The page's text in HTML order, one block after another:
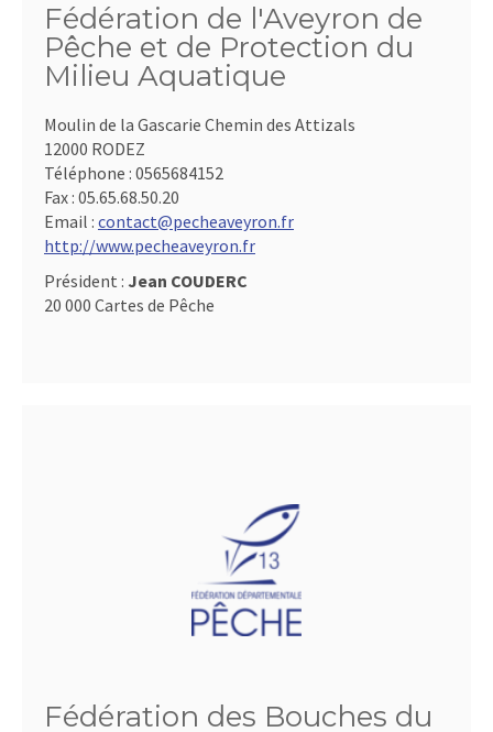
Fédération de l'Aveyron de
Pêche et de Protection du
Milieu Aquatique
Moulin de la Gascarie Chemin des Attizals
12000 RODEZ
Téléphone : 0565684152
Fax : 05.65.68.50.20
Email : contact@pecheaveyron.fr
http://www.pecheaveyron.fr
Président : Jean COUDERC
20 000 Cartes de Pêche
Fédération des Bouches du